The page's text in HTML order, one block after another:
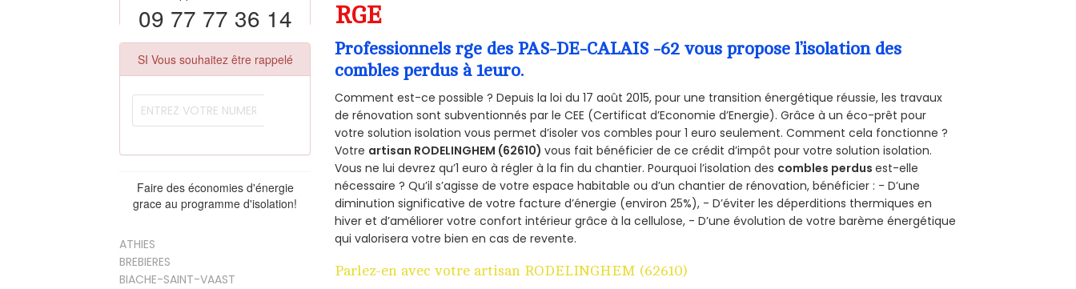
09 77 77 36 14
SI Vous souhaitez être rappelé
Faire des économies d'énergie
grace au programme d'isolation!
ATHIES
BREBIERES
BIACHE-SAINT-VAAST
RGE
Professionnels rge des PAS-DE-CALAIS -62 vous propose l’isolation des
combles perdus à 1euro.
Comment est-ce possible ? Depuis la loi du 17 août 2015, pour une transition énergétique réussie, les travaux
de rénovation sont subventionnés par le CEE (Certificat d’Economie d’Energie). Grâce à un éco-prêt pour
votre solution isolation vous permet d’isoler vos combles pour 1 euro seulement. Comment cela fonctionne ?
Votre artisan RODELINGHEM (62610)vous fait bénéficier de ce crédit d’impôt pour votre solution isolation.
Vous ne lui devrez qu’1 euro à régler à la fin du chantier. Pourquoi l’isolation des combles perdusest-elle
nécessaire ? Qu’il s’agisse de votre espace habitable ou d’un chantier de rénovation, bénéficier : - D’une
diminution significative de votre facture d’énergie (environ 25%), - D’éviter les déperditions thermiques en
hiver et d’améliorer votre confort intérieur grâce à la cellulose, - D’une évolution de votre barème énergétique
qui valorisera votre bien en cas de revente.
Parlez-en avec votre artisan RODELINGHEM (62610)